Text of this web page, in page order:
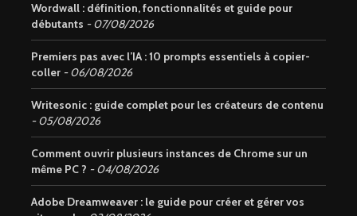
Wordwall : définition, fonctionnalités et guide pour
débutants
07/08/2026
Premiers pas avec l’IA : 10 prompts essentiels à copier-
coller
06/08/2026
Writesonic : guide complet pour les créateurs de contenu
05/08/2026
Comment ouvrir plusieurs instances de Chrome sur un
même PC ?
04/08/2026
Adobe Dreamweaver : le guide pour créer et gérer vos